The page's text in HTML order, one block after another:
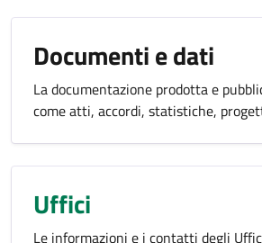
Documenti e dati
La documentazione prodotta e
come atti, accordi, statistiche,
Uffici
Le informazioni e i contatti degli